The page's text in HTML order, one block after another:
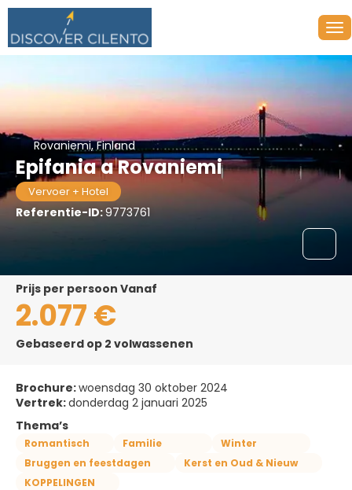
Rovaniemi, Finland
Epifania a Rovaniemi
Vervoer + Hotel
Referentie-ID:9773761
prijs per persoon Vanaf
2.077 €
Gebaseerd op 2 volwassenen
Brochure:woensdag 30 oktober 2024
Vertrek:donderdag 2 januari 2025
Thema’s
Romantisch Familie
Winter
Bruggen en feestdagen
Kerst en Oud & Nieuw
KOPPELINGEN